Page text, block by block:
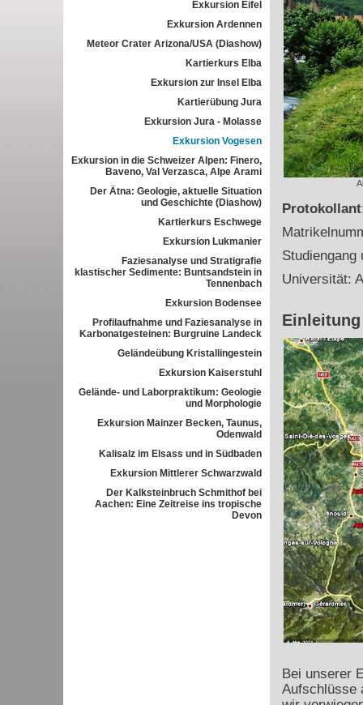
Exkursion Eifel
Exkursion Ardennen
Meteor Crater Arizona/USA (Diashow)
Kartierkurs Elba
Exkursion zur Insel Elba
Kartierübung Jura
Exkursion Jura - Molasse
Exkursion Vogesen
Exkursion in die Schweizer Alpen: Finero,
Baveno, Val Verzasca, Alpe Arami
Der Ätna: Geologie, aktuelle Situation
und Geschichte (Diashow)
Kartierkurs Eschwege
Exkursion Lukmanier
Faziesanalyse und Stratigrafie
klastischer Sedimente: Buntsandstein in
Tennenbach
Exkursion Bodensee
Profilaufnahme und Faziesanalyse in
Karbonatgesteinen: Burgruine Landeck
Geländeübung Kristallingestein
Exkursion Kaiserstuhl
Gelände- und Laborpraktikum: Geologie
und Morphologie
Exkursion Mainzer Becken, Taunus,
Odenwald
Kalisalz im Elsass und in Südbaden
Exkursion Mittlerer Schwarzwald
Der Kalksteinbruch Schmithof bei
Aachen: Eine Zeitreise ins tropische
Devon
Universität:
Einleitung
Bei unserer
Aufschlüsse